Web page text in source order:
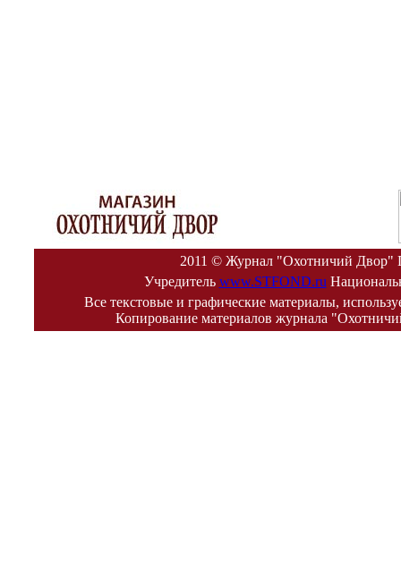
2011 © Журнал "Охотничий
Учредитель www.STFOND.ru
Все текстовые и графические материалы,
Копирование материалов журнала